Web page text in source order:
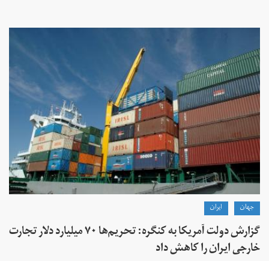
جهان ايران
گزارش دولت آمریکا به کنگره: تحریم‌ها ۷۰ میلیارد دلار تجارت
خارجی ایران را کاهش داد